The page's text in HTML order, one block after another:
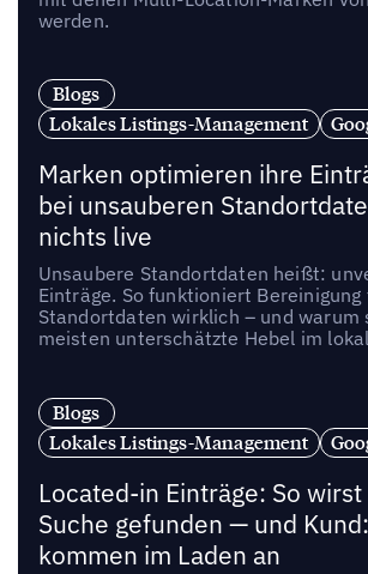
werden.
Blogs
Lokales Listings-Management
Marken optimieren ihre
bei unsauberen
nichts live
Unsaubere Standortdaten heißt:
Einträge. So funktioniert Bereinigung
Standortdaten wirklich – und warum
meisten unterschätzte Hebel im
Blogs
Lokales Listings-Management
Located-in Einträge: So
Suche gefunden — und
kommen im Laden an